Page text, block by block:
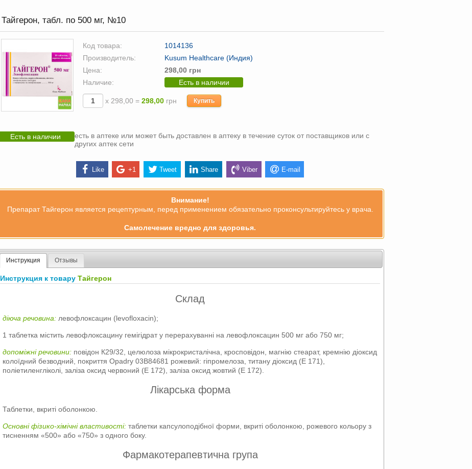
Тайгерон, табл. по 500 мг, №10
Код товара:
1014136
Производитель:
Kusum Healthcare (Индия)
Цена:
298,00 грн
Наличие:
Есть в наличии
х 298,00 = 298,00 грн Купить
Есть в наличии
есть в аптеке или может быть доставлен в аптеку в течение суток от поставщиков или с
других аптек сети
Like +1 Tweet Share Viber E-mail
Внимание!
Препарат Тайгерон является рецептурным, перед применением обязательно проконсультируйтесь у врача.
Самолечение вредно для здоровья.
Инструкция Отзывы
Инструкция к товаруТайгерон
Склад
діюча речовина: левофлоксацин (levofloxacin);
1 таблетка містить левофлоксацину гемігідрат у перерахуванні на левофлоксацин 500 мг або 750 мг;
допоміжні речовини: повідон К29/32, целюлоза мікрокристалічна, кросповідон, магнію стеарат, кремнію діоксид
колоїдний безводний, покриття Opadry 03B84681 рожевий: гіпромелоза, титану діоксид (Е 171),
поліетиленгліколі, заліза оксид червоний (Е 172), заліза оксид жовтий (Е 172).
Лікарська форма
Таблетки, вкриті оболонкою.
Основні фізико-хімічні властивості: таблетки капсулоподібної форми, вкриті оболонкою, рожевого кольору з
тисненням «500» або «750» з одного боку.
Фармакотерапевтична група